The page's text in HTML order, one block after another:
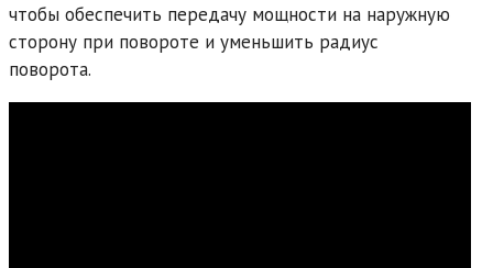
чтобы обеспечить передачу мощности на наружную
сторону при повороте и уменьшить радиус
поворота.